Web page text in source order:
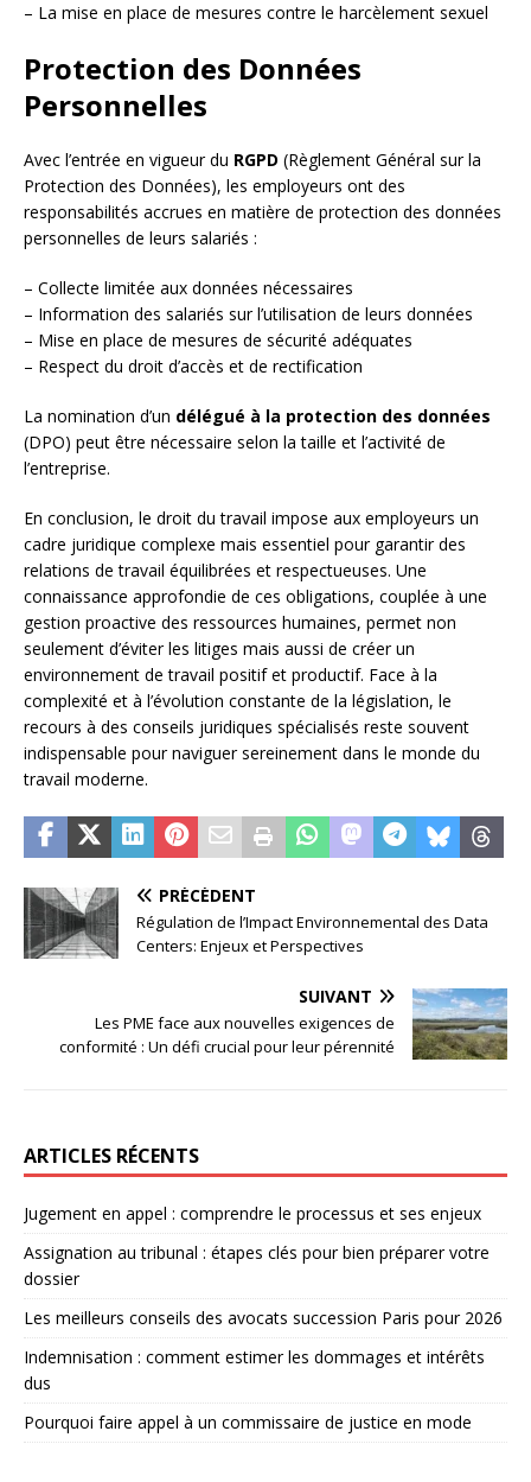
– La mise en place de mesures contre le harcèlement sexuel
Protection des Données
Personnelles
Avec l’entrée en vigueur du RGPD (Règlement Général sur la
Protection des Données), les employeurs ont des
responsabilités accrues en matière de protection des données
personnelles de leurs salariés :
– Collecte limitée aux données nécessaires
– Information des salariés sur l’utilisation de leurs données
– Mise en place de mesures de sécurité adéquates
– Respect du droit d’accès et de rectification
La nomination d’un délégué à la protection des données
(DPO) peut être nécessaire selon la taille et l’activité de
l’entreprise.
En conclusion, le droit du travail impose aux employeurs un
cadre juridique complexe mais essentiel pour garantir des
relations de travail équilibrées et respectueuses. Une
connaissance approfondie de ces obligations, couplée à une
gestion proactive des ressources humaines, permet non
seulement d’éviter les litiges mais aussi de créer un
environnement de travail positif et productif. Face à la
complexité et à l’évolution constante de la législation, le
recours à des conseils juridiques spécialisés reste souvent
indispensable pour naviguer sereinement dans le monde du
travail moderne.
PRÉCÉDENT
Régulation de l’Impact Environnemental des Data
Centers: Enjeux et Perspectives
SUIVANT
Les PME face aux nouvelles exigences de
conformité : Un défi crucial pour leur pérennité
ARTICLES RÉCENTS
Jugement en appel : comprendre le processus et ses enjeux
Assignation au tribunal : étapes clés pour bien préparer votre
dossier
Les meilleurs conseils des avocats succession Paris pour 2026
Indemnisation : comment estimer les dommages et intérêts
dus
Pourquoi faire appel à un commissaire de justice en mode